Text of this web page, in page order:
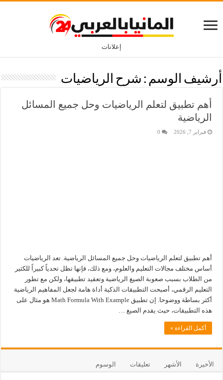
إعلانات
أرشيف الوسم : شرح الرياضيات
أهم تطبيق لتعلم الرياضيات وحل جميع المسائل
الرياضية
فبراير 7, 2026 0
أهم تطبيق لتعلم الرياضيات وحل جميع المسائل الرياضية. تعد الرياضيات
أساس مختلف مجالات التعليم والعلوم، ومع ذلك، فإنها تظل تحدياً كبيراً للكثير
من الطلاب بسبب صعوبة الصيغ الرياضية وتعقيد تطبيقها، ولكن مع تطور
التعليم الرقمي، أصبحت التطبيقات الذكية أداة هامة لجعل المفاهيم الرياضية
أكثر بساطة ووضوحا. إن تطبيق Math Formula With Example هو مثال على
هذه التطبيقات، حيث يقدم الصيغ …
أكمل القراءة »
الأخيرة الأشهر تعليقات الوسوم